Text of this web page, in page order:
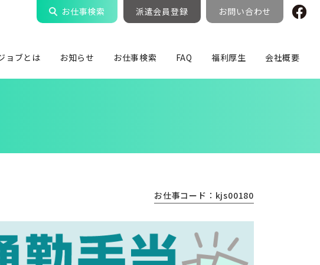
ョブとは お知らせ お仕事検索 FAQ 福利厚生 会社概要
お仕事検索 派遣会員登録 お問い合わせ
お仕事コード：kjs00180